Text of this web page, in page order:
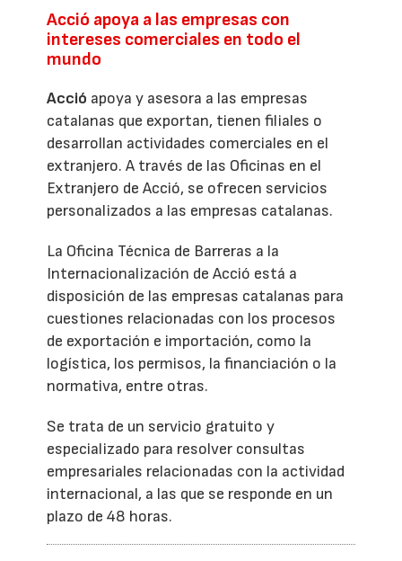
Acció apoya a las empresas con
intereses comerciales en todo el
mundo
Acció apoya y asesora a las empresas
catalanas que exportan, tienen filiales o
desarrollan actividades comerciales en el
extranjero. A través de las Oficinas en el
Extranjero de Acció, se ofrecen servicios
personalizados a las empresas catalanas.
La Oficina Técnica de Barreras a la
Internacionalización de Acció está a
disposición de las empresas catalanas para
cuestiones relacionadas con los procesos
de exportación e importación, como la
logística, los permisos, la financiación o la
normativa, entre otras.
Se trata de un servicio gratuito y
especializado para resolver consultas
empresariales relacionadas con la actividad
internacional, a las que se responde en un
plazo de 48 horas.